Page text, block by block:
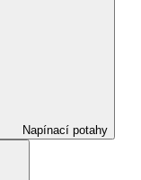
Napínací potahy